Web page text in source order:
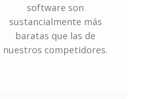
software son
sustancialmente más
baratas que las de
nuestros competidores.